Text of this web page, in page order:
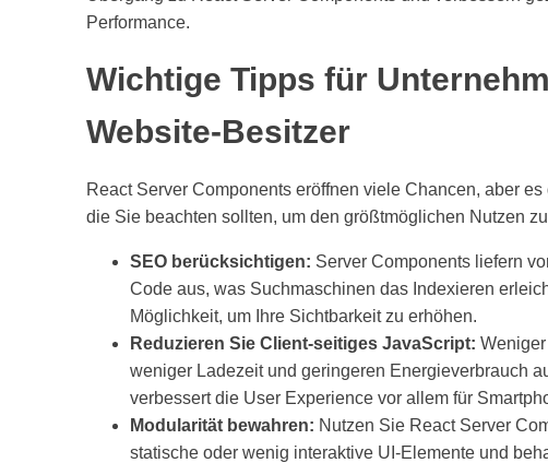
Performance.
Wichtige Tipps für
Website-Besitzer
React Server Components eröffnen viele Chancen, aber
die Sie beachten sollten, um den größtmöglichen Nutzen
SEO berücksichtigen: Server Components liefern
Code aus, was Suchmaschinen das Indexieren
Möglichkeit, um Ihre Sichtbarkeit zu erhöhen.
Reduzieren Sie Client-seitiges JavaScript:
weniger Ladezeit und geringeren Energieverbrauch
verbessert die User Experience vor allem für
Modularität bewahren: Nutzen Sie React Server
statische oder wenig interaktive UI-Elemente und